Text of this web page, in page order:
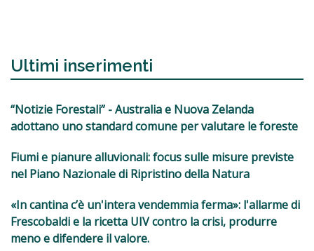
Ultimi inserimenti
“Notizie Forestali” - Australia e Nuova Zelanda
adottano uno standard comune per valutare le foreste
Fiumi e pianure alluvionali: focus sulle misure previste
nel Piano Nazionale di Ripristino della Natura
«In cantina c’è un'intera vendemmia ferma»: l'allarme di
Frescobaldi e la ricetta UIV contro la crisi, produrre
meno e difendere il valore.